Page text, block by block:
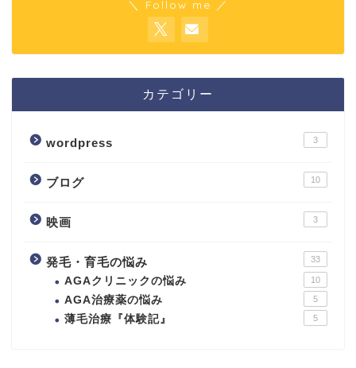
＼ Follow me ／
カテゴリー
wordpress 3
ブログ 10
映画 3
発毛・育毛の悩み 33
AGAクリニックの悩み 10
AGA治療薬の悩み 5
薄毛治療『体験記』 5